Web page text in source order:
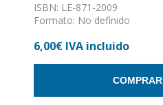
ISBN: LE-871-2009
Formato: No definido
6,00€ IVA incluido
COMPRAR